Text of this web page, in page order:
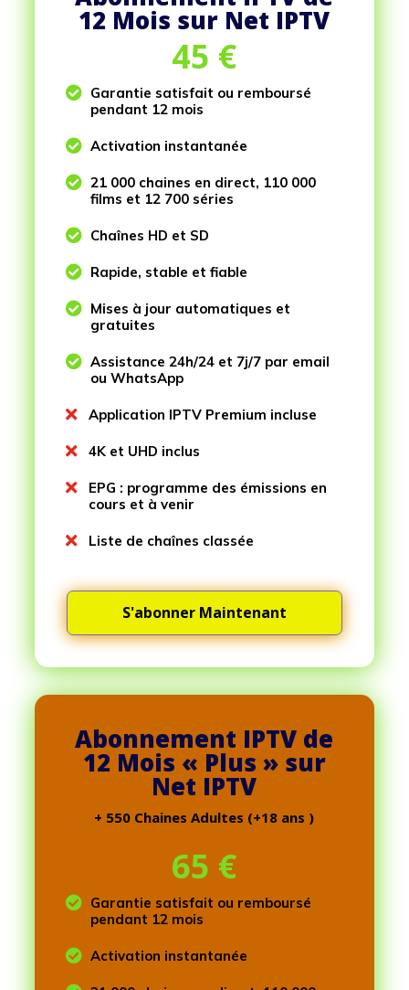
12 Mois sur Net IPTV
45 €
 Garantie satisfait ou remboursé
pendant 12 mois
 Activation instantanée
 21 000 chaines en direct, 110 000
films et 12 700 séries
 Chaînes HD et SD
 Rapide, stable et fiable
 Mises à jour automatiques et
gratuites
 Assistance 24h/24 et 7j/7 par email
ou WhatsApp
 Application IPTV Premium incluse
 4K et UHD inclus

EPG : programme des émissions en
cours et à venir
 Liste de chaînes classée
S'abonner Maintenant
Abonnement IPTV de
12 Mois « Plus » sur
Net IPTV
+ 550 Chaines Adultes (+18 ans )
65 €
 Garantie satisfait ou remboursé
pendant 12 mois
 Activation instantanée